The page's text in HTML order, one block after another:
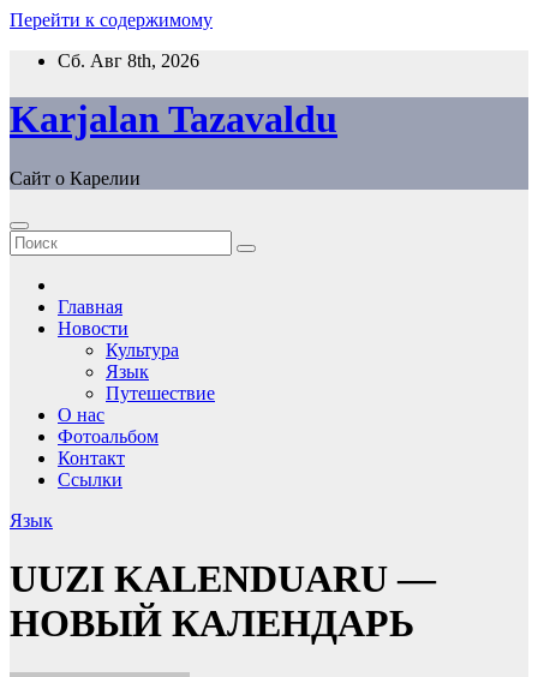
Перейти к содержимому
Сб. Авг 8th, 2026
Karjalan Tazavaldu
Сайт о Карелии
Главная
Новости
Культура
Язык
Путешествие
О нас
Фотоальбом
Контакт
Ссылки
Язык
UUZI KALENDUARU —
НОВЫЙ КАЛЕНДАРЬ